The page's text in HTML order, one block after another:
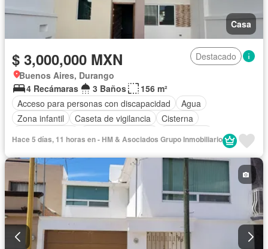
Casa
$ 3,000,000 MXN
Destacado
Buenos Aires, Durango
4 Recámaras
3 Baños
156 m²
Acceso para personas con discapacidad
Agua
Zona infantil
Caseta de vigilancia
Cisterna
Televisión por cable
Wifi
Zonas verdes
Sin amueblar
Hace 5 días, 11 horas en - HM & Asociados Grupo Inmobiliario